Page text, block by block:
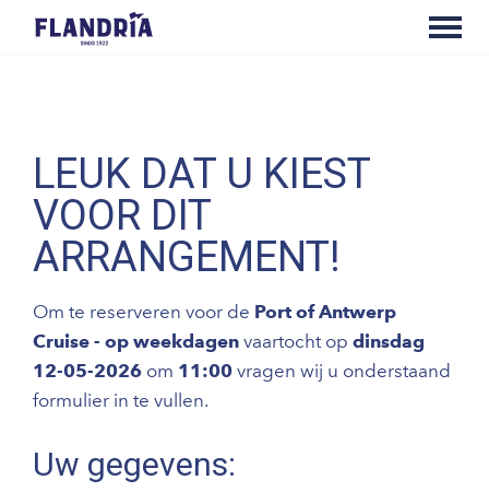
LEUK DAT U KIEST
VOOR DIT
ARRANGEMENT!
Om te reserveren voor de Port of Antwerp
Cruise - op weekdagen vaartocht op dinsdag
12-05-2026 om 11:00 vragen wij u onderstaand
formulier in te vullen.
Uw gegevens: